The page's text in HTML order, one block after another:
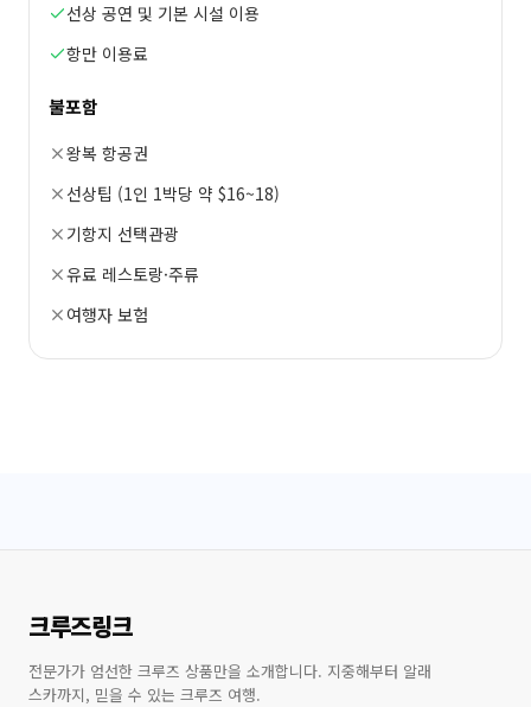
선상 공연 및 기본 시설 이용
항만 이용료
불포함
왕복 항공권
선상팁 (1인 1박당 약 $16~18)
기항지 선택관광
유료 레스토랑·주류
여행자 보험
크루즈링크
전문가가 엄선한 크루즈 상품만을 소개합니다. 지중해부터 알래
스카까지, 믿을 수 있는 크루즈 여행.